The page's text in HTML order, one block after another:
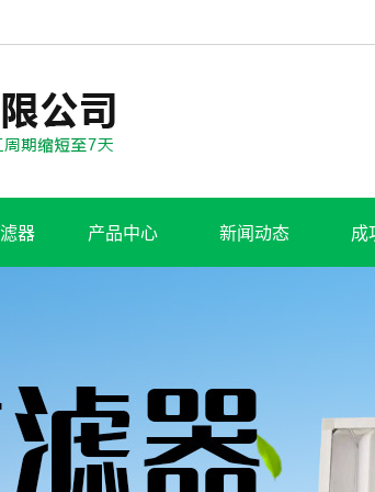
器 产品中心 新闻动态 成